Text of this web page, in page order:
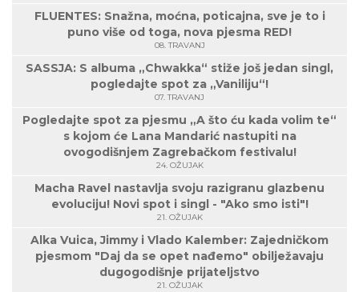
FLUENTES: Snažna, moćna, poticajna, sve je to i
puno više od toga, nova pjesma RED!
08. TRAVANJ
SASSJA: S albuma „Chwakka“ stiže još jedan singl,
pogledajte spot za „Vaniliju“!
07. TRAVANJ
Pogledajte spot za pjesmu „A što ću kada volim te“
s kojom će Lana Mandarić nastupiti na
ovogodišnjem Zagrebačkom festivalu!
24. OŽUJAK
Macha Ravel nastavlja svoju razigranu glazbenu
evoluciju! Novi spot i singl - "Ako smo isti"!
21. OŽUJAK
Alka Vuica, Jimmy i Vlado Kalember: Zajedničkom
pjesmom "Daj da se opet nađemo" obilježavaju
dugogodišnje prijateljstvo
21. OŽUJAK